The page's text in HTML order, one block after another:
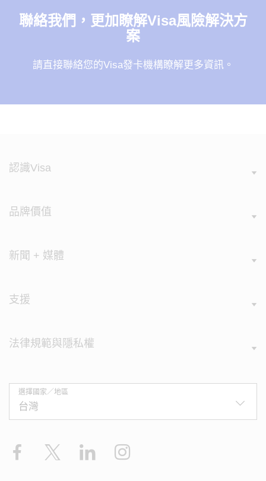
聯絡我們，更加瞭解Visa風險解決方
案
請直接聯絡您的Visa發卡機構瞭解更多資訊。
認識Visa
品牌價值
新聞 + 媒體
支援
法律規範與隱私權
選擇國家／地區
Facebook LinkedIn